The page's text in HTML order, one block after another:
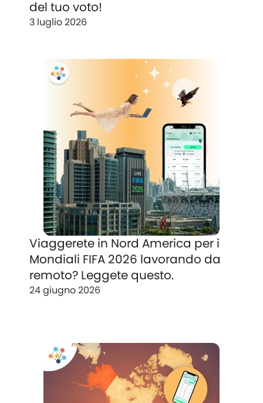
del tuo voto!
3 luglio 2026
Viaggerete in Nord America per i
Mondiali FIFA 2026 lavorando da
remoto? Leggete questo.
24 giugno 2026